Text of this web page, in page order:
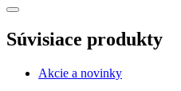
Súvisiace produkty
Akcie a novinky